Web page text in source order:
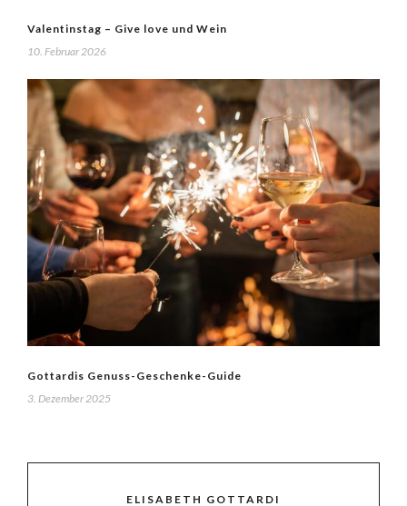
Valentinstag – Give love und Wein
10. Februar 2026
Gottardis Genuss-Geschenke-Guide
3. Dezember 2025
ELISABETH GOTTARDI